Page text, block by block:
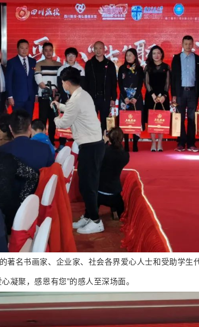
著名书画家、企业家、社会各界爱心人士和受助学生
凝聚，感恩有您”的感人至深场面。